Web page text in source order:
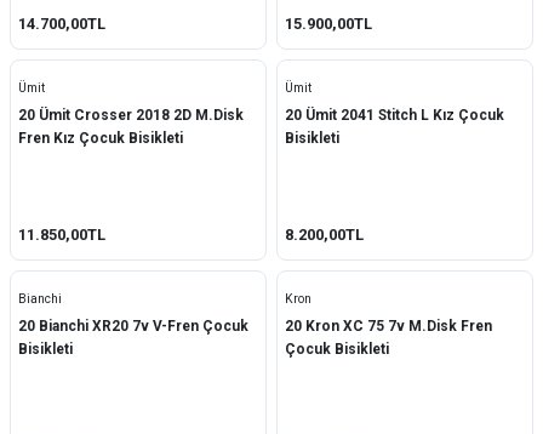
14.700,00TL 15.900,00TL
Ümit
20 Ümit Crosser 2018 2D M.Disk
Fren Kız Çocuk Bisikleti
11.850,00TL
Ümit
20 Ümit 2041 Stitch L Kız Çocuk
Bisikleti
8.200,00TL
Bianchi
20 Bianchi XR20 7v V-Fren Çocuk
Bisikleti
Kron
20 Kron XC 75 7v M.Disk Fren
Çocuk Bisikleti